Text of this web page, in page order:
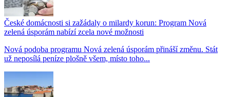
České domácnosti si zažádaly o milardy korun: Program Nová
zelená úsporám nabízí zcela nové možnosti
Nová podoba programu Nová zelená úsporám přináší změnu. Stát
už neposílá peníze plošně všem, místo toho...